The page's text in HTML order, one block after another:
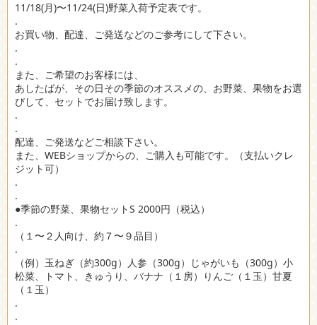
11/18(月)〜11/24(日)野菜入荷予定表です。
.
お買い物、配達、ご発送などのご参考にして下さい。
.
.
また、ご希望のお客様には、
あしたばが、その日その季節のオススメの、お野菜、果物をお選
びして、セットでお届け致します。
.
.
配達、ご発送などご相談下さい。
また、WEBショップからの、ご購入も可能です。（支払いクレ
ジット可）
.
.
●季節の野菜、果物セットS 2000円（税込）
.
（１〜２人向け、約７〜９品目）
.
（例）玉ねぎ（約300g）人参（300g）じゃがいも（300g）小
松菜、トマト、きゅうり、バナナ（１房）りんご（１玉）甘夏
（１玉）
.
.